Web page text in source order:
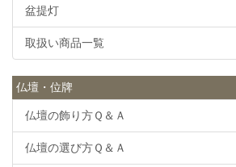
盆提灯
取扱い商品一覧
仏壇・位牌
仏壇の飾り方Ｑ＆Ａ
仏壇の選び方Ｑ＆Ａ